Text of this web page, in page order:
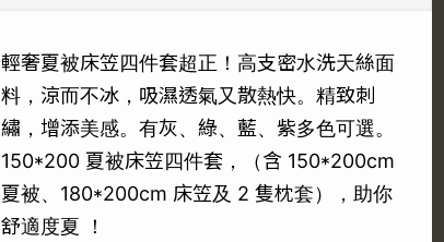
輕奢夏被床笠四件套超正！高支密水洗天絲面
料，涼而不冰，吸濕透氣又散熱快。精致刺
繡，增添美感。有灰、綠、藍、紫多色可選。
150*200 夏被床笠四件套，（含 150*200cm
夏被、180*200cm 床笠及 2 隻枕套），助你
舒適度夏 ！